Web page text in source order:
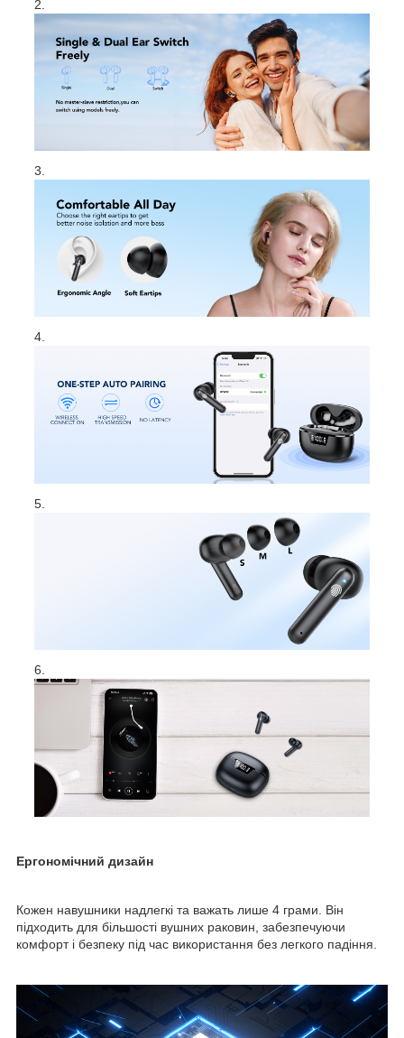
Ергономічний дизайн
Кожен навушники надлегкі та важать лише 4 грами. Він
підходить для більшості вушних раковин, забезпечуючи
комфорт і безпеку під час використання без легкого падіння.